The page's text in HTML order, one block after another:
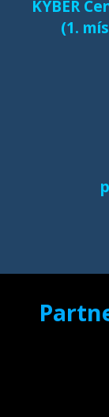
Fenomén
českém
Další
e-
KYBER
(1.